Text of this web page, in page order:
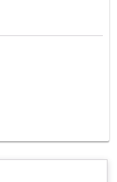
ម្រាប់ម៉ូតូ
ទំងន់ថយចុះ និងមាន
ជួយថែរក្សានៅក្រោម